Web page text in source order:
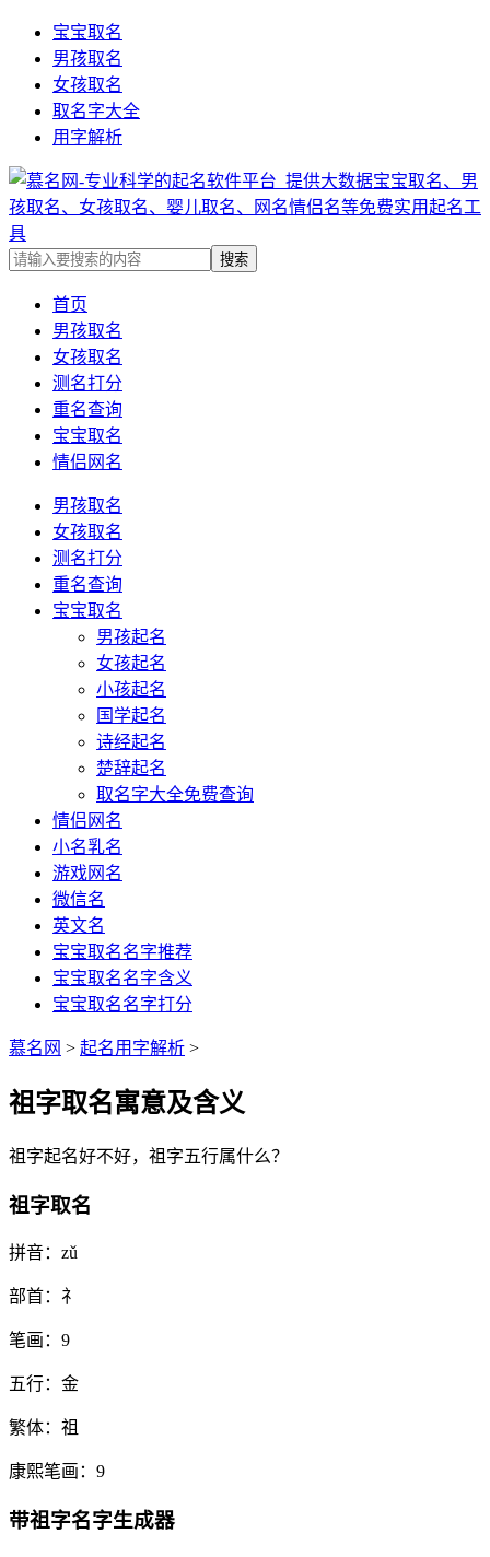
宝宝取名
男孩取名
女孩取名
取名字大全
用字解析
首页
男孩取名
女孩取名
测名打分
重名查询
宝宝取名
情侣网名
男孩取名
女孩取名
测名打分
重名查询
宝宝取名
男孩起名
女孩起名
小孩起名
国学起名
诗经起名
楚辞起名
取名字大全免费查询
情侣网名
小名乳名
游戏网名
微信名
英文名
宝宝取名名字推荐
宝宝取名名字含义
宝宝取名名字打分
慕名网 > 起名用字解析 >
祖字取名寓意及含义
祖 字起名好不好， 祖 字五行属什么？
祖字取名
拼音： zǔ
部首： 礻
笔画： 9
五行： 金
繁体： 祖
康熙笔画： 9
带祖 字名字生成器